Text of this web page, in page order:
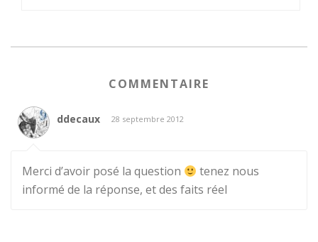
COMMENTAIRE
ddecaux 28 septembre 2012
Merci d’avoir posé la question
tenez nous
informé de la réponse, et des faits réel